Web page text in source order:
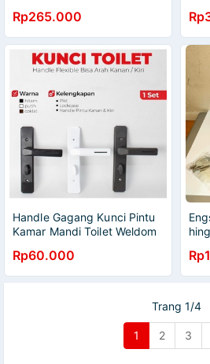
Rp265.000
Handle Gagang Kunci Pintu
Kamar Mandi Toilet Weldom
Rp60.000
Trang 1/4
1 2 3